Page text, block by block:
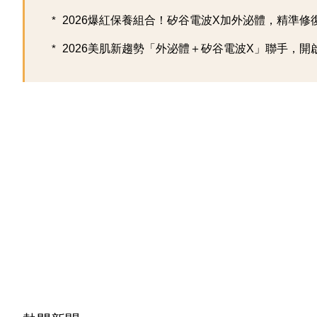
2026爆紅保養組合！矽谷電波X加外泌體，精準修
2026美肌新趨勢「外泌體＋矽谷電波X」聯手，開